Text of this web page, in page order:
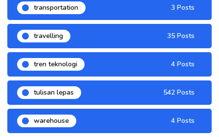
transportation 3 Posts
travelling 35 Posts
tren teknologi 4 Posts
tulisan lepas 542 Posts
warehouse 4 Posts